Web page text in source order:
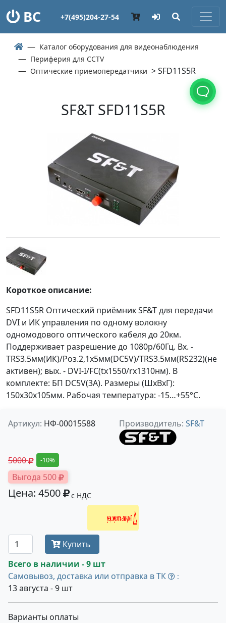
ВС +7(495)204-27-54
Каталог оборудования для видеонаблюдения
Периферия для CCTV
Оптические приемопередатчики > SFD11S5R
SF&T SFD11S5R
Короткое описание:
SFD11S5R Оптический приёмник SF&T для передачи
DVI и ИК управления по одному волокну
одномодового оптического кабеля до 20км.
Поддерживает разрешение до 1080p/60Гц. Вх. -
TRS3.5мм(ИК)/Роз.2,1х5мм(DC5V)/TRS3.5мм(RS232)(не
активен); вых. - DVI-I/FC(tx1550/rx1310нм). В
комплекте: БП DC5V(3A). Размеры (ШxВxГ):
150x30x105мм. Рабочая температура: -15…+55°С.
Артикул: НФ-00015588 Производитель: SF&T
5000 -10%
Выгода 500
Цена: 4500 с НДС
Получить оптовую цену
Купить
Всего в наличии - 9 шт
Самовывоз, доставка или отправка в ТК
:
13 августа - 9 шт
Варианты оплаты